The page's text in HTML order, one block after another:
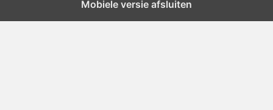
Mobiele versie afsluiten